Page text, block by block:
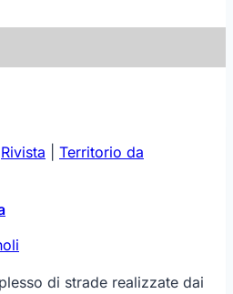
Rivista
Territorio da
di strade realizzate dai